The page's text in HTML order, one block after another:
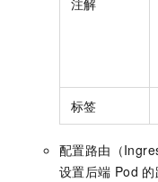
标签
配置路由（
设置后端 Pod 的